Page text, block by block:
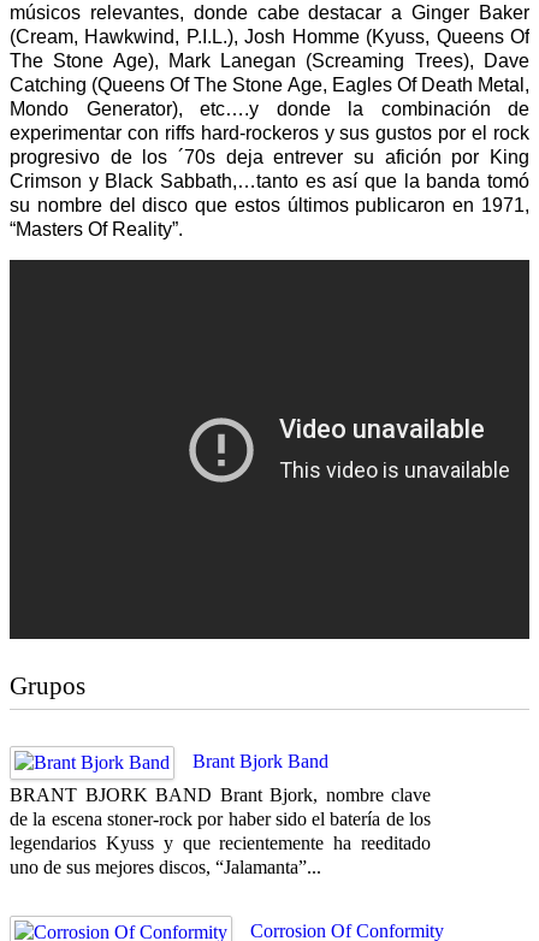
músicos relevantes, donde cabe destacar a Ginger Baker
(Cream, Hawkwind, P.I.L.), Josh Homme (Kyuss, Queens Of
The Stone Age), Mark Lanegan (Screaming Trees), Dave
Catching (Queens Of The Stone Age, Eagles Of Death Metal,
Mondo Generator), etc….y donde la combinación de
experimentar con riffs hard-rockeros y sus gustos por el rock
progresivo de los ´70s deja entrever su afición por King
Crimson y Black Sabbath,…tanto es así que la banda tomó
su nombre del disco que estos últimos publicaron en 1971,
“Masters Of Reality”.
Grupos
Brant Bjork Band
BRANT BJORK BAND Brant Bjork, nombre clave
de la escena stoner-rock por haber sido el batería de los
legendarios Kyuss y que recientemente ha reeditado
uno de sus mejores discos, “Jalamanta”...
Corrosion Of Conformity